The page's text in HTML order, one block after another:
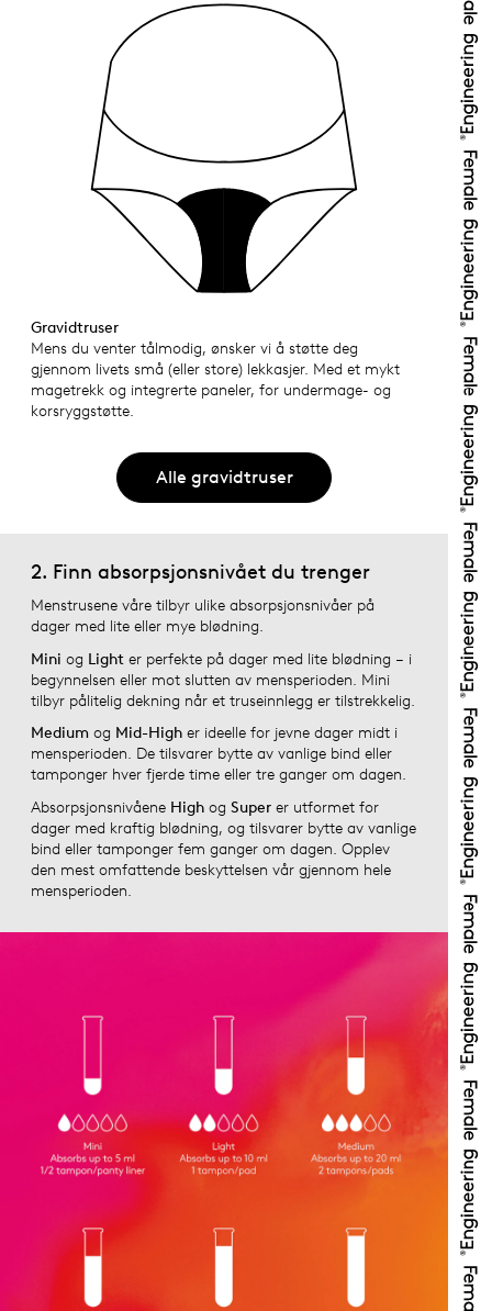
Gravidtruser
Mens du venter tålmodig, ønsker vi å støtte deg
gjennom livets små (eller store) lekkasjer. Med et mykt
magetrekk og integrerte paneler, for undermage- og
korsryggstøtte.
Alle gravidtruser
2. Finn absorpsjonsnivået du trenger
Menstrusene våre tilbyr ulike absorpsjonsnivåer på
dager med lite eller mye blødning.
Mini og Light er perfekte på dager med lite blødning – i
begynnelsen eller mot slutten av mensperioden. Mini
tilbyr pålitelig dekning når et truseinnlegg er tilstrekkelig.
Medium og Mid-High er ideelle for jevne dager midt i
mensperioden. De tilsvarer bytte av vanlige bind eller
tamponger hver fjerde time eller tre ganger om dagen.
Absorpsjonsnivåene High og Super er utformet for
dager med kraftig blødning, og tilsvarer bytte av vanlige
bind eller tamponger fem ganger om dagen. Opplev
den mest omfattende beskyttelsen vår gjennom hele
mensperioden.